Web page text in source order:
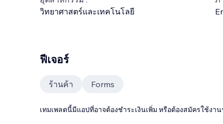
วิทยาศาสตร์และเทคโนโลยี
ฟีเจอร์
ร้านค้า Forms
เทมเพลตนี้มีแอปที่อาจต้องชำระเงินเพิ่ม หรือต้องสมัครใช้งา